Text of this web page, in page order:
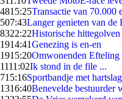
4815:25Transactie van 70.000
507:43Langer genieten van de
8322:22Historische
1914:41Genezing is en-en
1915:20Omwonenden
1111:02Ik stond in de file ...
715:16Sportbandje met
1316:40Benevelde bestuurder